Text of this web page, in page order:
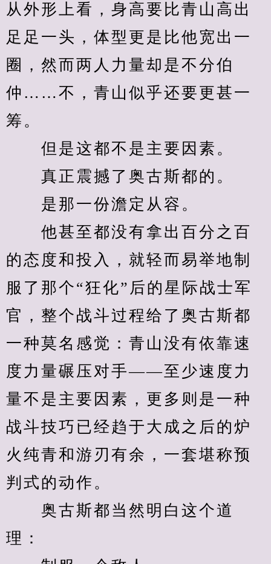
从外形上看，身高要比青山高出
足足一头，体型更是比他宽出一
圈，然而两人力量却是不分伯
仲……不，青山似乎还要更甚一
筹。
但是这都不是主要因素。
真正震撼了奥古斯都的。
是那一份澹定从容。
他甚至都没有拿出百分之百
的态度和投入，就轻而易举地制
服了那个“狂化”后的星际战士军
官，整个战斗过程给了奥古斯都
一种莫名感觉：青山没有依靠速
度力量碾压对手——至少速度力
量不是主要因素，更多则是一种
战斗技巧已经趋于大成之后的炉
火纯青和游刃有余，一套堪称预
判式的动作。
奥古斯都当然明白这个道
理：